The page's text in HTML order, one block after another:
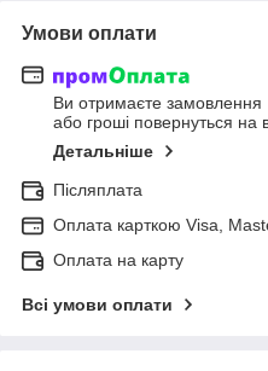
Умови оплати
Ви отримаєте замовлення
або гроші повернуться на
Детальніше
Післяплата
Оплата карткою Visa,
Оплата на карту
Всі умови оплати